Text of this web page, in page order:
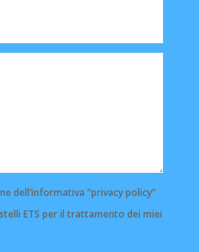
dell’informativa “privacy policy”
ETS per il trattamento dei miei